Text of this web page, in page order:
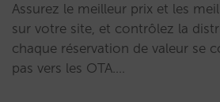
Assurez le meilleur prix et les
sur votre site, et contrôlez la
chaque réservation de valeur se
pas vers les OTA.…